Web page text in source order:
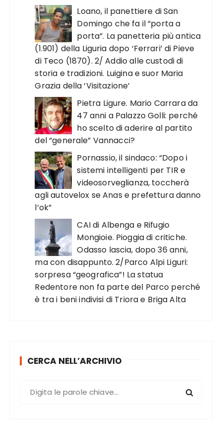
Loano, il panettiere di San
Domingo che fa il “porta a
porta”. La panetteria più antica
(1.901) della Liguria dopo ‘Ferrari’ di Pieve
di Teco (1870). 2/ Addio alle custodi di
storia e tradizioni. Luigina e suor Maria
Grazia della ‘Visitazione’
Pietra Ligure. Mario Carrara da
47 anni a Palazzo Golli: perché
ho scelto di aderire al partito
del “generale” Vannacci?
Pornassio, il sindaco: “Dopo i
sistemi intelligenti per TIR e
videosorveglianza, toccherà
agli autovelox se Anas e prefettura danno
l’ok”
CAI di Albenga e Rifugio
Mongioie. Pioggia di critiche.
Odasso lascia, dopo 36 anni,
ma con disappunto. 2/Parco Alpi Liguri:
sorpresa “geografica”! La statua
Redentore non fa parte del Parco perché
è tra i beni indivisi di Triora e Briga Alta
CERCA NELL’ARCHIVIO